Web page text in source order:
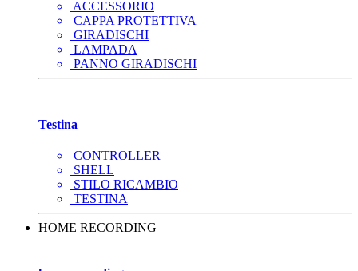
ACCESSORIO
CAPPA PROTETTIVA
GIRADISCHI
LAMPADA
PANNO GIRADISCHI
Testina
CONTROLLER
SHELL
STILO RICAMBIO
TESTINA
HOME RECORDING